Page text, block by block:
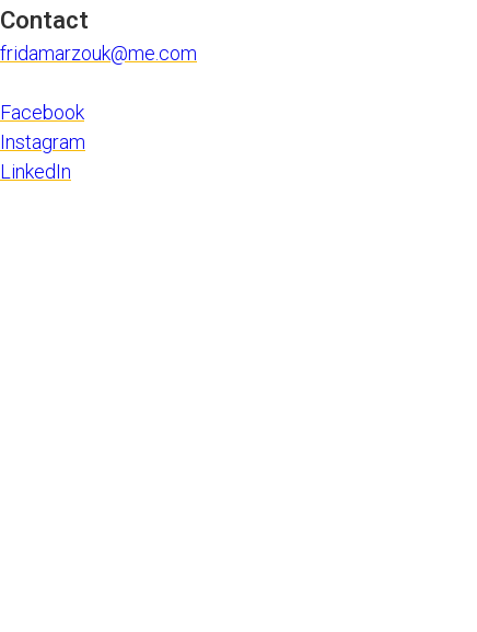
Contact
fridamarzouk@me.com
Facebook
Instagram
LinkedIn